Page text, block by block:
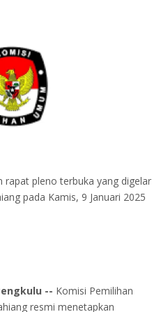
rapat pleno terbuka yang digelar
pada Kamis, 9 Januari 2025
-- Komisi Pemilihan
resmi menetapkan